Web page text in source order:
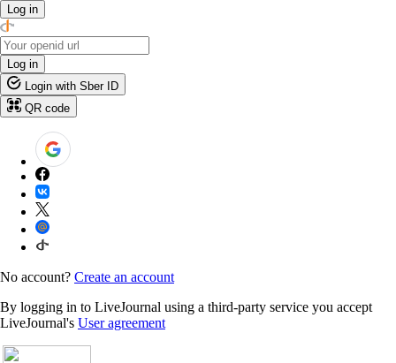
Log in
Log in
Login with Sber ID
QR code
No account? Create an account
By logging in to LiveJournal using a third-party service you accept
LiveJournal's User agreement